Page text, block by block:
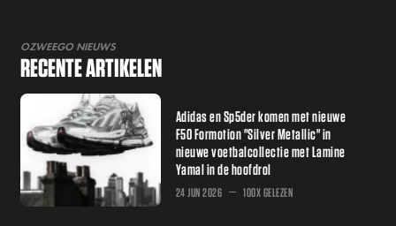
OZWEEGO NIEUWS
RECENTE ARTIKELEN
Adidas en Sp5der komen met nieuwe
F50 Formotion "Silver Metallic" in
nieuwe voetbalcollectie met Lamine
Yamal in de hoofdrol
24 JUN 2026 100X GELEZEN